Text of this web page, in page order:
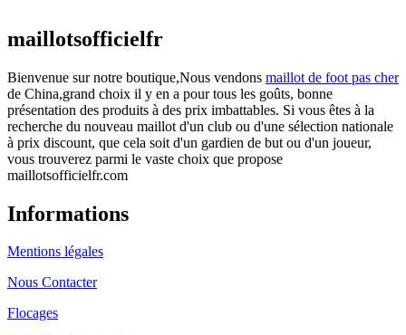
maillotsofficielfr
Bienvenue sur notre boutique,Nous vendons maillot de foot pas cher
de China,grand choix il y en a pour tous les goûts, bonne
présentation des produits à des prix imbattables. Si vous êtes à la
recherche du nouveau maillot d'un club ou d'une sélection nationale
à prix discount, que cela soit d'un gardien de but ou d'un joueur,
vous trouverez parmi le vaste choix que propose
maillotsofficielfr.com
Informations
Mentions légales
Nous Contacter
Flocages